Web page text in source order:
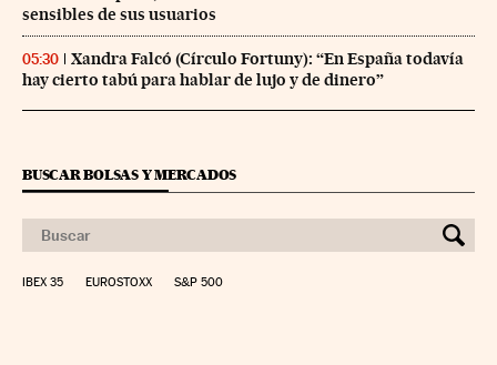
sensibles de sus usuarios
05:30
Xandra Falcó (Círculo Fortuny): “En España todavía
hay cierto tabú para hablar de lujo y de dinero”
BUSCAR BOLSAS Y MERCADOS
IBEX 35 EUROSTOXX S&P 500